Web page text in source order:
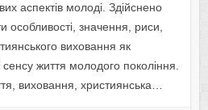
аспектів молоді. Здійснено
особливості, значення, риси,
виховання як
життя молодого покоління.
виховання, християнська…